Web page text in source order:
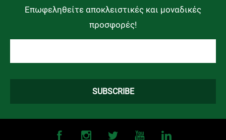
Επωφεληθείτε αποκλειστικές και μοναδικές
προσφορές!